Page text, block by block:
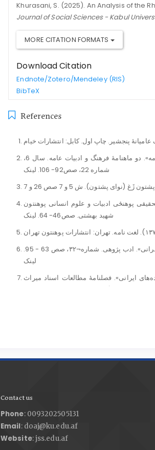
Khurasani, S. (2025). An Analysis of the
Journal of Social Sciences - Kabul
MORE CITATION FORMATS
Download Citation
Endnote/Zotero/Mendeley (RIS)
BibTeX
References
پارسا، س، ا. (1397). «پیوند تشبیه و کنایه در یک گونۀ بلاغی نادر در ادب عامه». دو ماهنامۀ فرهنگ و ادبیات عامه. سال 6،
شماره 22، صص92- 106. لینک
نامه تحقیقی پوهنځی ادبیات و علوم انسانی پوهنتون
شهید بهشتی. صص46- 64. لینک
ذوالفقاری، ح. (۱۳۹۴). «کاربرد و ویژگی¬های دوبیتی در بومی¬ســرود¬های ایـرانی». ادب پژوهی. شماره¬۳۲، صص 63 - 95.
لینک
عامه سروده‌های ایرانی». فصلنامۀ مطالعات اسناد میراث
Contact us
Phone: 0093202505131
Email: doaj@ku.edu.af
Website: jss.edu.af